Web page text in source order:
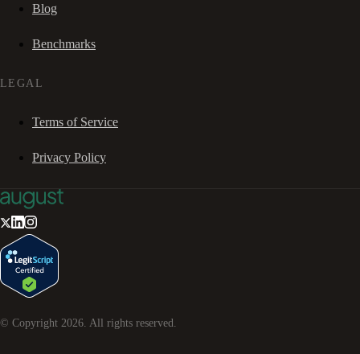
Blog
Benchmarks
LEGAL
Terms of Service
Privacy Policy
© Copyright 2026 . All rights reserved.